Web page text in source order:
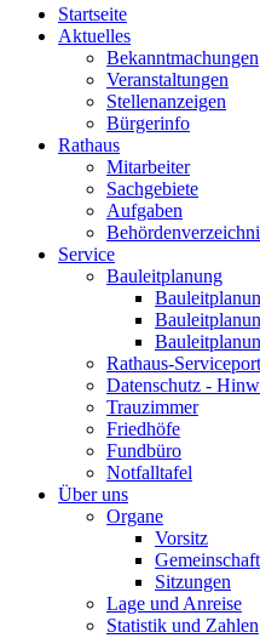
Startseite
Aktuelles
Bekanntmachungen
Veranstaltungen
Stellenanzeigen
Bürgerinfo
Rathaus
Mitarbeiter
Sachgebiete
Aufgaben
Service
Bauleitplanung
Rathaus-
Datenschutz -
Trauzimmer
Friedhöfe
Fundbüro
Notfalltafel
Über uns
Organe
Vorsitz
Sitzungen
Lage und Anreise
Statistik und Zahlen